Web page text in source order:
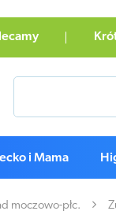
i Mama
moczowo-płc.